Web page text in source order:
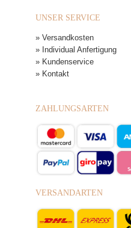
UNSER SERVICE
» Versandkosten
» Individual Anfertigung
» Kundenservice
» Kontakt
ZAHLUNGSARTEN
VERSANDARTEN